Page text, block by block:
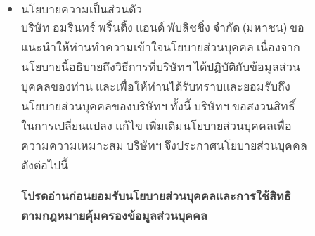
นโยบายความเป็นส่วนตัว
บริษัท อมรินทร์ พริ้นติ้ง แอนด์ พับลิชชิ่ง จำกัด (มหาชน) ขอ
แนะนำให้ท่านทำความเข้าใจนโยบายส่วนบุคคล เนื่องจาก
นโยบายนี้อธิบายถึงวิธีการที่บริษัทฯ ได้ปฏิบัติกับข้อมูลส่วน
บุคคลของท่าน และเพื่อให้ท่านได้รับทราบและยอมรับถึง
นโยบายส่วนบุคคลของบริษัทฯ ทั้งนี้ บริษัทฯ ขอสงวนสิทธิ์
ในการเปลี่ยนแปลง แก้ไข เพิ่มเติมนโยบายส่วนบุคคลเพื่อ
ความความเหมาะสม บริษัทฯ จึงประกาศนโยบายส่วนบุคคล
ดังต่อไปนี้
โปรดอ่านก่อนยอมรับนโยบายส่วนบุคคลและการใช้สิทธิ
ตามกฎหมายคุ้มครองข้อมูลส่วนบุคคล